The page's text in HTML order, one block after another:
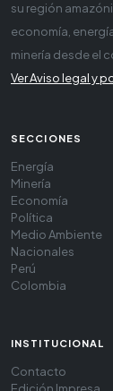
su región
economía,
minería desde el
Ver Aviso legal y
SECCIONES
Energía
Minería
Economía
Política
Medio Ambiente
Nacionales
Perú
Colombia
INSTITUCIONAL
Contacto